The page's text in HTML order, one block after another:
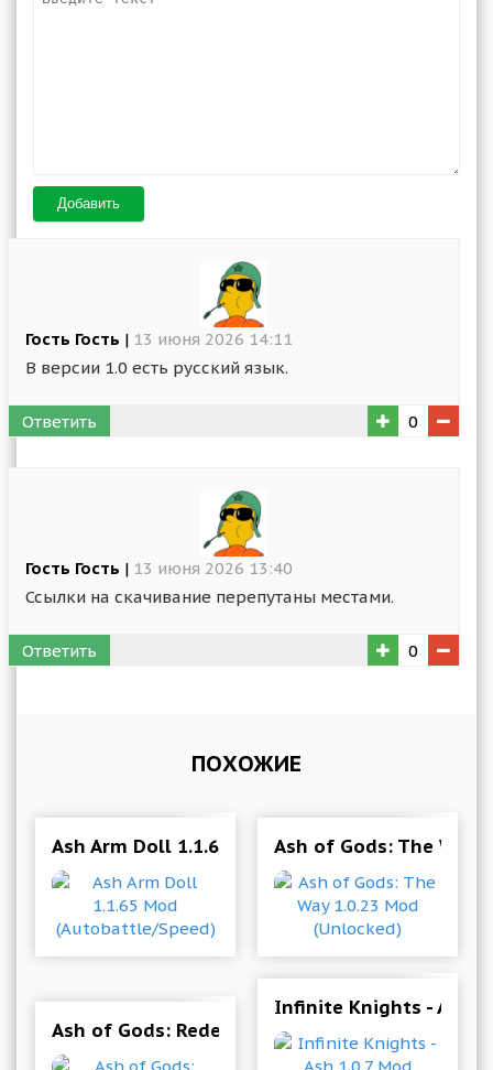
Добавить
Гость Гость | 13 июня 2026 14:11
В версии 1.0 есть русский язык.
Ответить 0
Гость Гость | 13 июня 2026 13:40
Ссылки на скачивание перепутаны местами.
Ответить 0
ПОХОЖИЕ
Ash Arm Doll 1.1.65 Mod (Autobattle/Speed)
Ash of Gods: The Way
Ash of Gods: Redemption теперь доступна в
Infinite Knights - Ash